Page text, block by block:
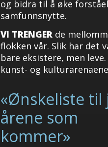
og bidra til å øke
samfunnsnytte.
VI TRENGER de
flokken vår. Slik har det
bare eksistere, men
kunst- og
«Ønskeliste til
årene som
kommer»